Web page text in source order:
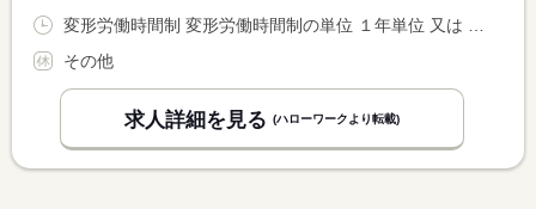
その他
求人詳細を見る (ハローワークより転載)